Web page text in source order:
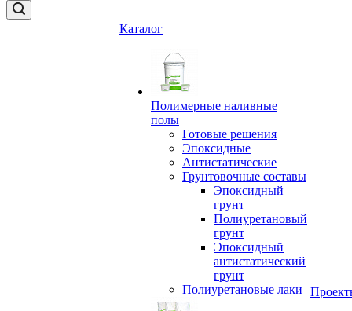
Каталог
Полимерные наливные
полы
Готовые решения
Эпоксидные
Антистатические
Грунтовочные составы
Эпоксидный
грунт
Полиуретановый
грунт
Эпоксидный
антистатический
грунт
Полиуретановые лаки